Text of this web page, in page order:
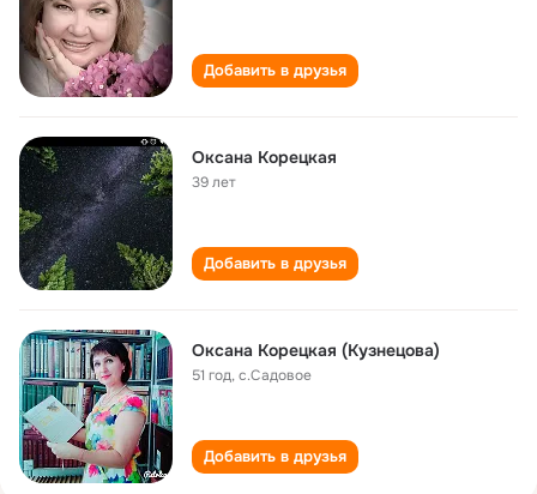
Добавить в друзья
Оксана Корецкая
39 лет
Добавить в друзья
Оксана Корецкая (Кузнецова)
51 год,с.Садовое
Добавить в друзья